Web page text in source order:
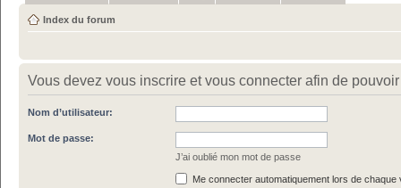
Index du forum
Vous devez vous inscrire et vous connecter afin de
Nom d’utilisateur:
Mot de passe:
J’ai oublié mon mot de passe
Me connecter automatiquement lors de chaque